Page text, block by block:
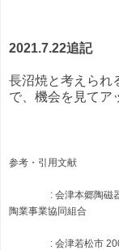
2021.7.22追記
長沼焼と考えられ
で、機会を見てア
参考・引用文献
: 会津本郷陶磁器業
陶業事業協同組合
: 会津若松市 2000『